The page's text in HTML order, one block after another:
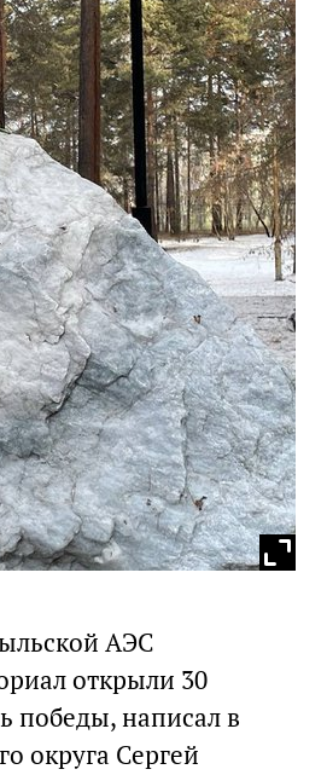
АЭС
открыли 30
победы, написал в
округа Сергей